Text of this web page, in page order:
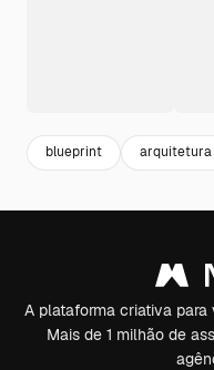
blueprint arquitetura
A plataforma criativa
Mais de 1 milhão de